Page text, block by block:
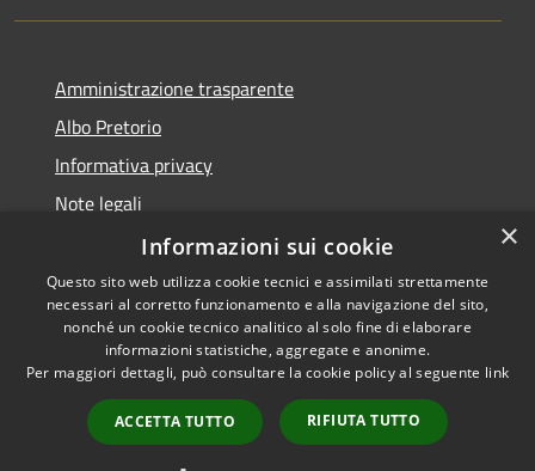
Amministrazione trasparente
Albo Pretorio
Informativa privacy
Note legali
Dichiarazione di accessibilità
RSS
Accessibilità
Copyright © 2026 • Comune di
Municipium•
Accesso
redazione
×
Informazioni sui cookie
Questo sito web utilizza cookie tecnici e assimilati strettamente
necessari al corretto funzionamento e alla navigazione del sito,
nonché un cookie tecnico analitico al solo fine di elaborare
informazioni statistiche, aggregate e anonime.
Per maggiori dettagli, può consultare la cookie policy al seguente link
ACCETTA TUTTO RIFIUTA TUTTO